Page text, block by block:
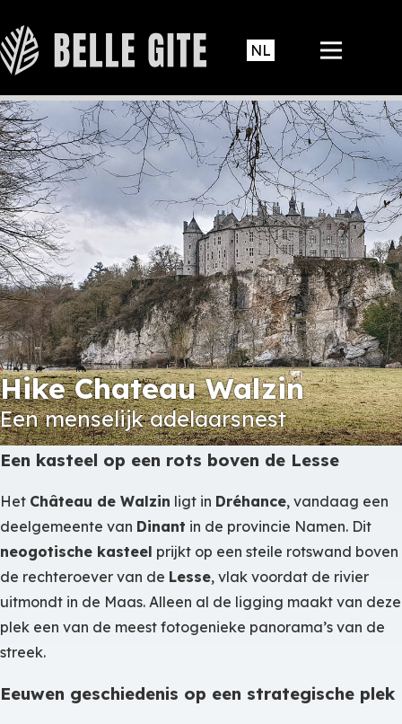
Hike Chateau Walzin
Een menselijk adelaarsnest
Een kasteel op een rots boven de Lesse
Het Château de Walzin ligt in Dréhance, vandaag een
deelgemeente van Dinant in de provincie Namen. Dit
neogotische kasteel prijkt op een steile rotswand boven
de rechteroever van de Lesse, vlak voordat de rivier
uitmondt in de Maas. Alleen al de ligging maakt van deze
plek een van de meest fotogenieke panorama’s van de
streek.
Eeuwen geschiedenis op een strategische plek